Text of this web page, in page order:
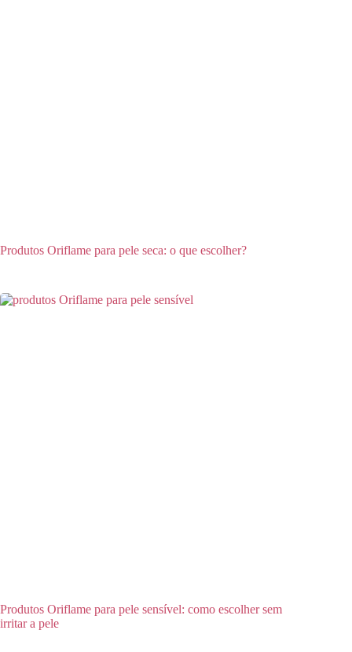
Produtos Oriflame para pele seca: o que escolher?
Produtos Oriflame para pele sensível: como escolher sem
irritar a pele